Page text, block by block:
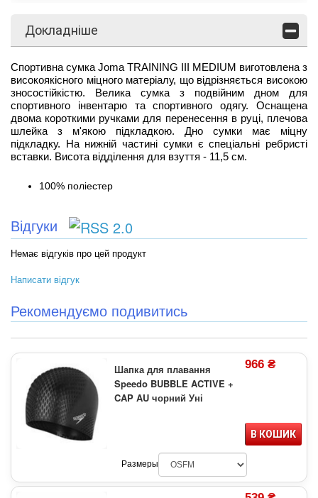
Докладніше
Спортивна сумка Joma TRAINING III MEDIUM виготовлена з
високоякісного міцного матеріалу, що відрізняється високою
зносостійкістю. Велика сумка з подвійним дном для
спортивного інвентарю та спортивного одягу. Оснащена
двома короткими ручками для перенесення в руці, плечова
шлейка з м'якою підкладкою. Дно сумки має міцну
підкладку. На нижній частині сумки є спеціальні ребристі
вставки. Висота відділення для взуття - 11,5 см.
100% поліестер
Відгуки
Немає відгуків про цей продукт
Написати відгук
Рекомендуємо подивитись
Шапка для плавання
Speedo BUBBLE ACTIVE +
CAP AU чорний Уні
966 ₴
В КОШИК
Размеры